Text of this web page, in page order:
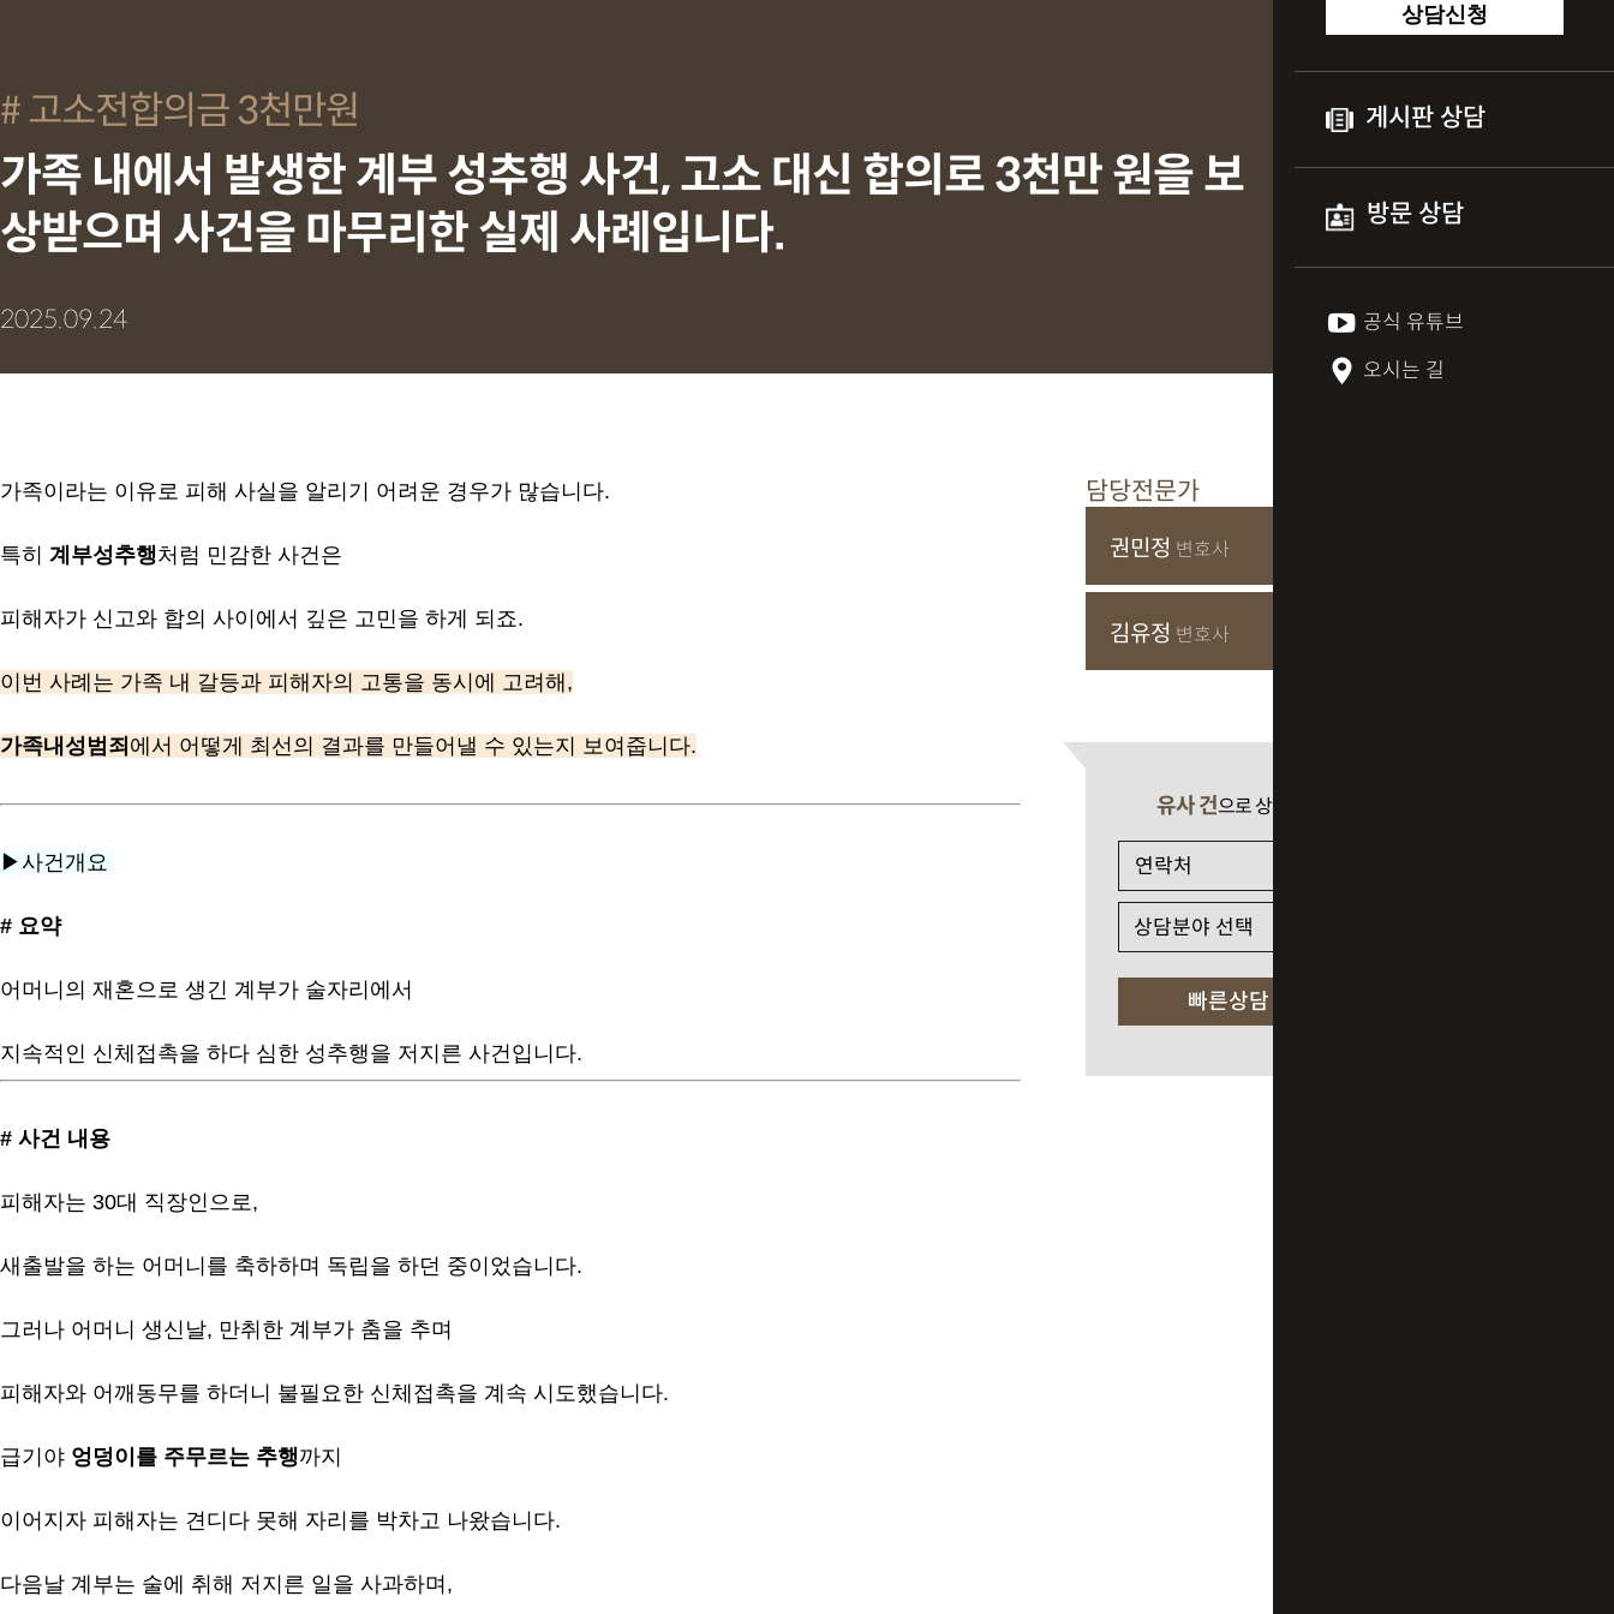
상담신청
게시판 상담
방문 상담
공식 유튜브
오시는 길
고소전합의금 3천만원
가족 내에서 발생한 계부 성추행 사건, 고소 대신 합의로 3천만 원을 보
상받으며 사건을 마무리한 실제 사례입니다.
2025.09.24
가족이라는 이유로 피해 사실을 알리기 어려운 경우가 많습니다.
특히 계부성추행처럼 민감한 사건은
피해자가 신고와 합의 사이에서 깊은 고민을 하게 되죠.
이번 사례는 가족 내 갈등과 피해자의 고통을 동시에 고려해,
가족내성범죄 에서 어떻게 최선의 결과를 만들어낼 수 있는지 보여줍니다.
▶사건개요
# 요약
어머니의 재혼으로 생긴 계부가 술자리에서
지속적인 신체접촉을 하다 심한 성추행을 저지른 사건입니다.
# 사건 내용
피해자는 30대 직장인으로,
새출발을 하는 어머니를 축하하며 독립을 하던 중이었습니다.
그러나 어머니 생신날, 만취한 계부가 춤을 추며
피해자와 어깨동무를 하더니 불필요한 신체접촉을 계속 시도했습니다.
급기야 엉덩이를 주무르는 추행까지
이어지자 피해자는 견디다 못해 자리를 박차고 나왔습니다.
다음날 계부는 술에 취해 저지른 일을 사과하며,
담당전문가
권민정 변호사
김유정 변호사
유사 건으로 상담 필요 시